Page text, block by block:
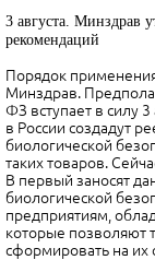
3 августа. Минздрав
рекомендаций
Порядок
Минздрав.
ФЗ вступает в силу 3
в России создадут
биологической
таких товаров.
В первый заносят
биологической
предприятиям,
которые позволяют
сформировать на их